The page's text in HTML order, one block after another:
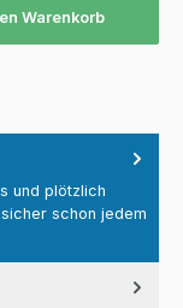
Warenkorb
und plötzlich
schon jedem